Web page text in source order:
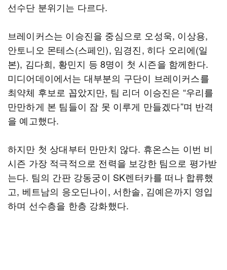
선수단 분위기는 다르다.
브레이커스는 이승진을 중심으로 오성욱, 이상용,
안토니오 몬테스(스페인), 임경진, 히다 오리에(일
본), 김다희, 황민지 등 8명이 첫 시즌을 함께한다.
미디어데이에서는 대부분의 구단이 브레이커스를
최약체 후보로 꼽았지만, 팀 리더 이승진은 “우리를
만만하게 본 팀들이 잠 못 이루게 만들겠다”며 반격
을 예고했다.
하지만 첫 상대부터 만만치 않다. 휴온스는 이번 비
시즌 가장 적극적으로 전력을 보강한 팀으로 평가받
는다. 팀의 간판 강동궁이 SK렌터카를 떠나 합류했
고, 베트남의 응오딘나이, 서한솔, 김예은까지 영입
하며 선수층을 한층 강화했다.